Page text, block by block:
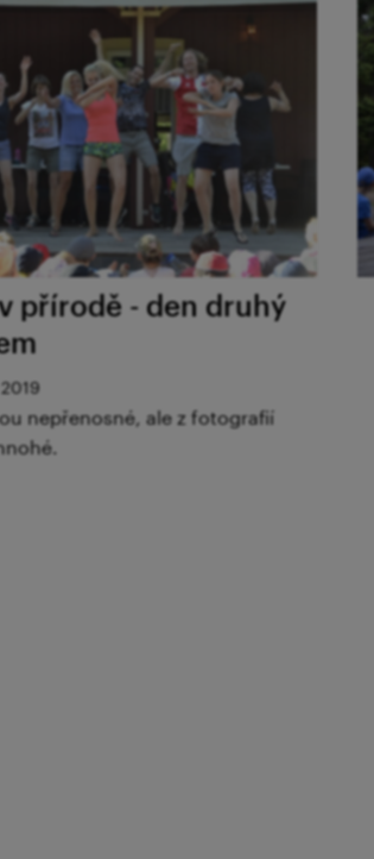
přírodě - den druhý
nepřenosné, ale z fotografií